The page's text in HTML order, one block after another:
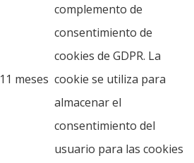
11 meses
complemento de
consentimiento de
cookies de GDPR. La
cookie se utiliza para
almacenar el
consentimiento del
usuario para las cookies